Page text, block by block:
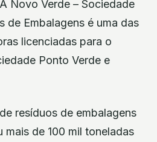
Novo Verde – Sociedade
de Embalagens é uma das
licenciadas para o
Ponto Verde e
resíduos de embalagens
mais de 100 mil toneladas